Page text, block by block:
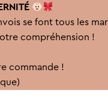
se font tous les
compréhension !
commande !